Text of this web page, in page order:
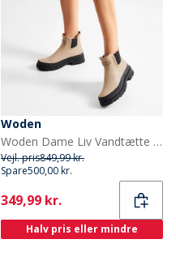
Woden
Woden Dame Liv Vandtætte Gummistøvler 852 Coffee Cream
Vejl. pris849,99 kr.
Spare500,00 kr.
Current
349,99 kr.
Halv pris eller mindre